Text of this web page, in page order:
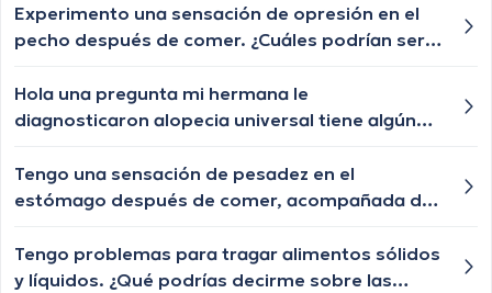
cuándo debería buscar atención médica?
Experimento una sensación de opresión en el
pecho después de comer. ¿Cuáles podrían ser
opresión y cuándo debería buscar atención
médica?
Hola una pregunta mi hermana le
diagnosticaron alopecia universal tiene algún
las cejas y pestañas , aunque ya le están
creciendo de a poquito pero lento y chiquititos
pestañas igual algún tratamiento q le ayude a
crecer o esa enfermedad ya no tiene
Tengo una sensación de pesadez en el
estómago después de comer, acompañada de
posibles causas de esta sensación y cuándo
debería buscar orientación médica?
Tengo problemas para tragar alimentos sólidos
y líquidos. ¿Qué podrías decirme sobre las